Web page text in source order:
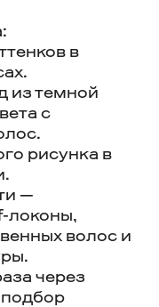
в
из темной
с
рисунка в
—
локоны,
волос и
через